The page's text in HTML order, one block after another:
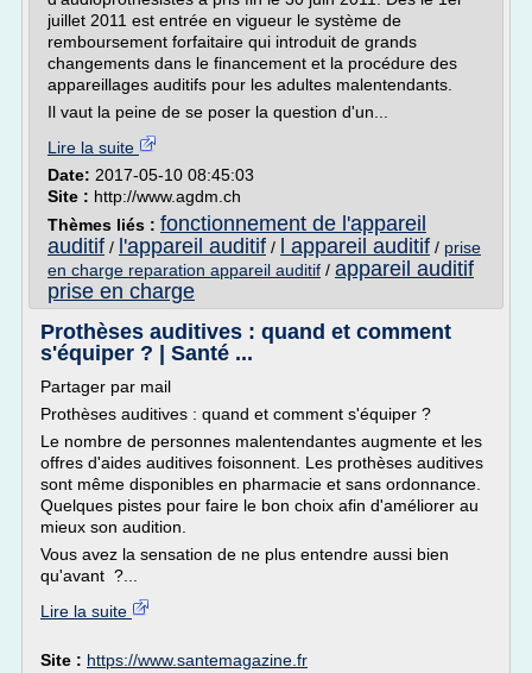
juillet 2011 est entrée en vigueur le système de
remboursement forfaitaire qui introduit de grands
changements dans le financement et la procédure des
appareillages auditifs pour les adultes malentendants.
Il vaut la peine de se poser la question d'un...
Lire la suite
Date: 2017-05-10 08:45:03
Site : http://www.agdm.ch
Thèmes liés : fonctionnement de l'appareil
auditif / l'appareil auditif / l appareil auditif / prise
en charge reparation appareil auditif / appareil auditif
prise en charge
Prothèses auditives : quand et comment
s'équiper ? | Santé ...
Partager par mail
Prothèses auditives : quand et comment s'équiper ?
Le nombre de personnes malentendantes augmente et les
offres d'aides auditives foisonnent. Les prothèses auditives
sont même disponibles en pharmacie et sans ordonnance.
Quelques pistes pour faire le bon choix afin d'améliorer au
mieux son audition.
Vous avez la sensation de ne plus entendre aussi bien
qu'avant ?...
Lire la suite
Site : https://www.santemagazine.fr